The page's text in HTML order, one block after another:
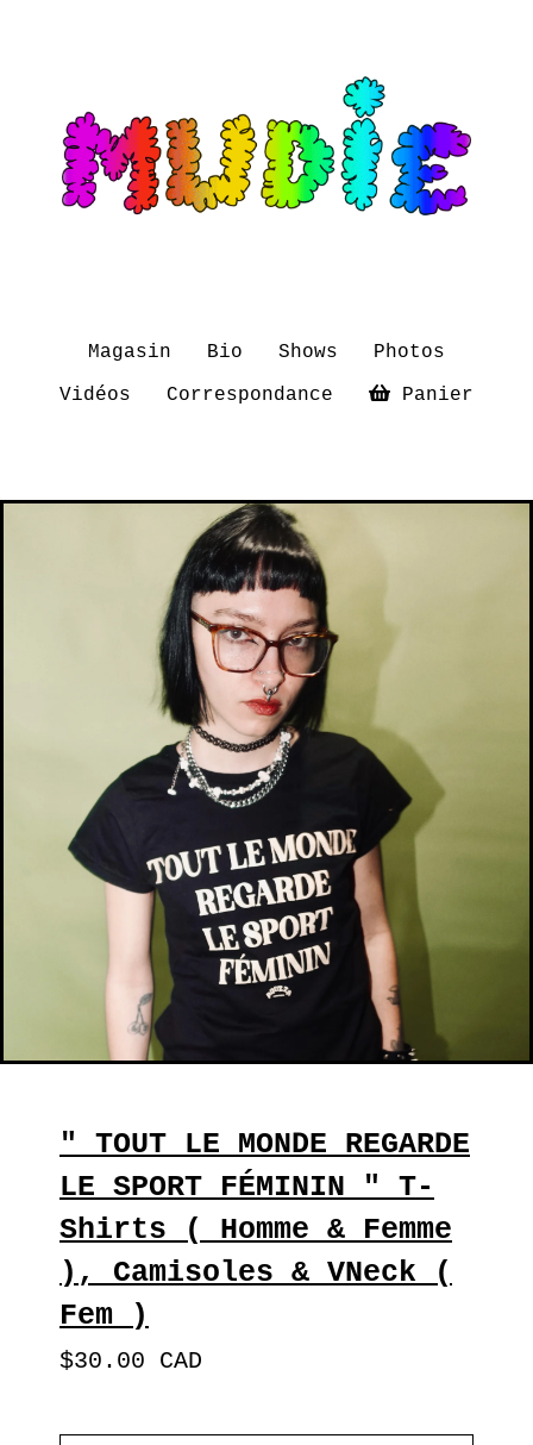
Magasin Bio Shows
Photos
Vidéos
Correspondance Panier
" TOUT LE MONDE REGARDE
LE SPORT FÉMININ " T-
Shirts ( Homme & Femme
), Camisoles & VNeck (
Fem )
$30.00 CAD